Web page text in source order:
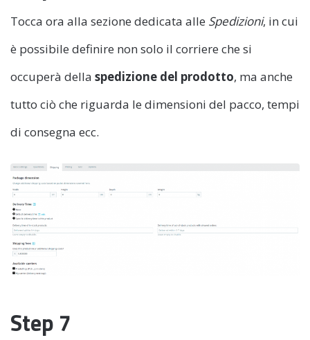
Tocca ora alla sezione dedicata alle Spedizioni, in cui
è possibile definire non solo il corriere che si
occuperà della spedizione del prodotto, ma anche
tutto ciò che riguarda le dimensioni del pacco, tempi
di consegna ecc.
Step 7